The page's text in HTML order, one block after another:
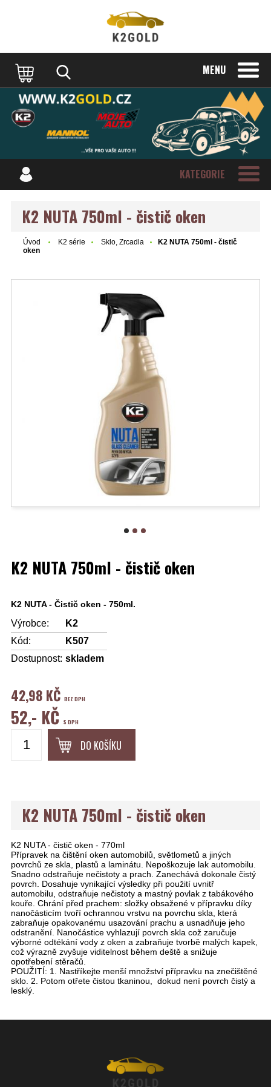
MENU
KATEGORIE
K2 NUTA 750ml - čistič oken
Úvod K2 série Sklo, Zrcadla
K2 NUTA 750ml - čistič
oken
K2 NUTA 750ml - čistič oken
K2 NUTA - Čistič oken - 750ml.
Výrobce:
K2
Kód:
K507
Dostupnost: skladem
42,98 KČ BEZ DPH
52,- KČ S DPH
DO KOŠÍKU
K2 NUTA 750ml - čistič oken
K2 NUTA - čistič oken - 770ml
Přípravek na čištění oken automobilů, světlometů a jiných
povrchů ze skla, plastů a laminátu. Nepoškozuje lak automobilu.
Snadno odstraňuje nečistoty a prach. Zanechává dokonale čistý
povrch. Dosahuje vynikající výsledky při použití uvnitř
automobilu, odstraňuje nečistoty a mastný povlak z tabákového
kouře. Chrání před prachem: složky obsažené v přípravku díky
nanočásticím tvoří ochrannou vrstvu na povrchu skla, která
zabraňuje opakovanému usazování prachu a usnadňuje jeho
odstranění. Nanočástice vyhlazují povrch skla což zaručuje
výborné odtékání vody z oken a zabraňuje tvorbě malých kapek,
což výrazně zvyšuje viditelnost během deště a snižuje
opotřebení stěračů.
POUŽITÍ: 1. Nastříkejte menší množství přípravku na znečištěné
sklo. 2. Potom otřete čistou tkaninou, dokud není povrch čistý a
lesklý.